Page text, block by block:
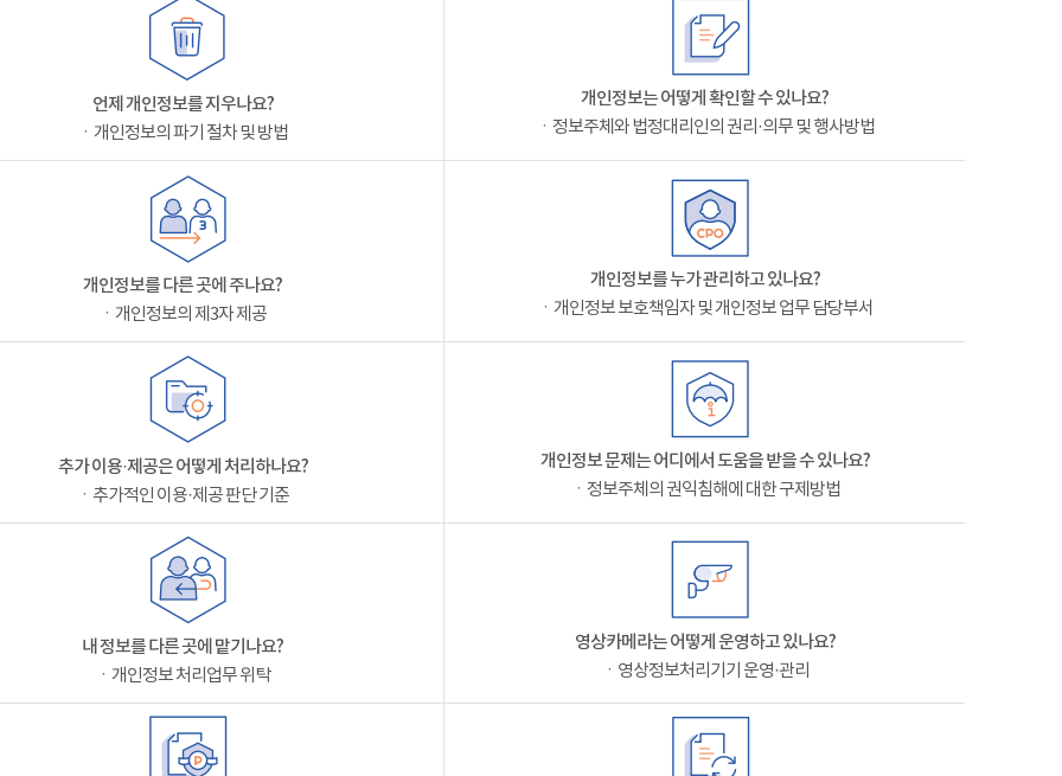
언제 개인정보를 지우나요?
ㆍ개인정보의 파기 절차 및 방법
개인정보는 어떻게 확인할 수 있나요?
ㆍ정보주체와 법정대리인의 권리·의무 및 행사방법
개인정보를 다른 곳에 주나요?
ㆍ개인정보의 제3자 제공
개인정보를 누가 관리하고 있나요?
ㆍ개인정보 보호책임자 및 개인정보 업무 담당부서
추가 이용·제공은 어떻게 처리하나요?
ㆍ추가적인 이용·제공 판단 기준
개인정보 문제는 어디에서 도움을 받을 수 있나요?
ㆍ정보주체의 권익침해에 대한 구제방법
내 정보를 다른 곳에 맡기나요?
ㆍ개인정보 처리업무 위탁
영상카메라는 어떻게 운영하고 있나요?
ㆍ영상정보처리기기 운영·관리